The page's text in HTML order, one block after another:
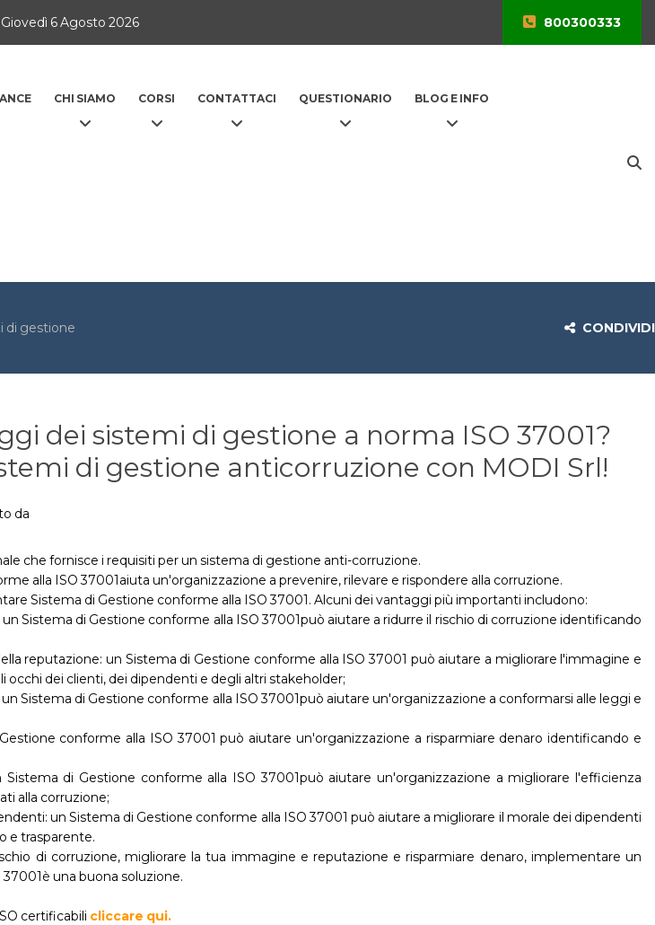
Giovedì 6 Agosto 2026 800300333
CHI SIAMO CORSI CONTATTACI QUESTIONARIO BLOG E INFO
di gestione
CONDIVIDI
dei sistemi di gestione a norma ISO 37001?
di gestione anticorruzione con MODI Srl!
da
che fornisce i requisiti per un sistema di gestione anti-corruzione.
alla ISO 37001aiuta un'organizzazione a prevenire, rilevare e rispondere alla corruzione.
Sistema di Gestione conforme alla ISO 37001. Alcuni dei vantaggi più importanti includono:
Sistema di Gestione conforme alla ISO 37001può aiutare a ridurre il rischio di corruzione identificando
reputazione: un Sistema di Gestione conforme alla ISO 37001 può aiutare a migliorare l'immagine e
occhi dei clienti, dei dipendenti e degli altri stakeholder;
Sistema di Gestione conforme alla ISO 37001può aiutare un'organizzazione a conformarsi alle leggi e
conforme alla ISO 37001 può aiutare un'organizzazione a risparmiare denaro identificando e
di Gestione conforme alla ISO 37001può aiutare un'organizzazione a migliorare l'efficienza
alla corruzione;
un Sistema di Gestione conforme alla ISO 37001 può aiutare a migliorare il morale dei dipendenti
e trasparente.
di corruzione, migliorare la tua immagine e reputazione e risparmiare denaro, implementare un
una buona soluzione.
certificabili cliccare qui.